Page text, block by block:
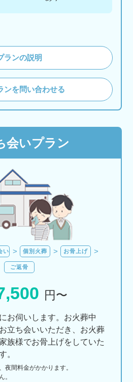
ランの説明
ンを問い合わせる
会いプラン
い 個別火葬 お骨上げ
ご返骨
円〜
お伺いします。お火葬中
立ち会いいただき、お火葬
族様でお骨上げをしていた
。
夜間料金がかかります。
。